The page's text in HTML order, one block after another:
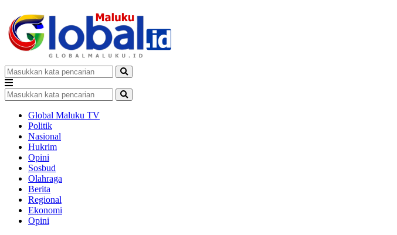
Global Maluku TV
Politik
Nasional
Hukrim
Opini
Sosbud
Olahraga
Berita
Regional
Ekonomi
Opini